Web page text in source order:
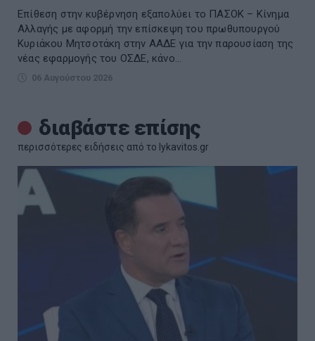
Επίθεση στην κυβέρνηση εξαπολύει το ΠΑΣΟΚ – Κίνημα
Αλλαγής με αφορμή την επίσκεψη του πρωθυπουργού
Κυριάκου Μητσοτάκη στην ΑΑΔΕ για την παρουσίαση της
νέας εφαρμογής του ΟΣΔΕ, κάνο...
06 Αυγούστου 2026
διαβάστε επίσης
περισσότερες ειδήσεις από το lykavitos.gr